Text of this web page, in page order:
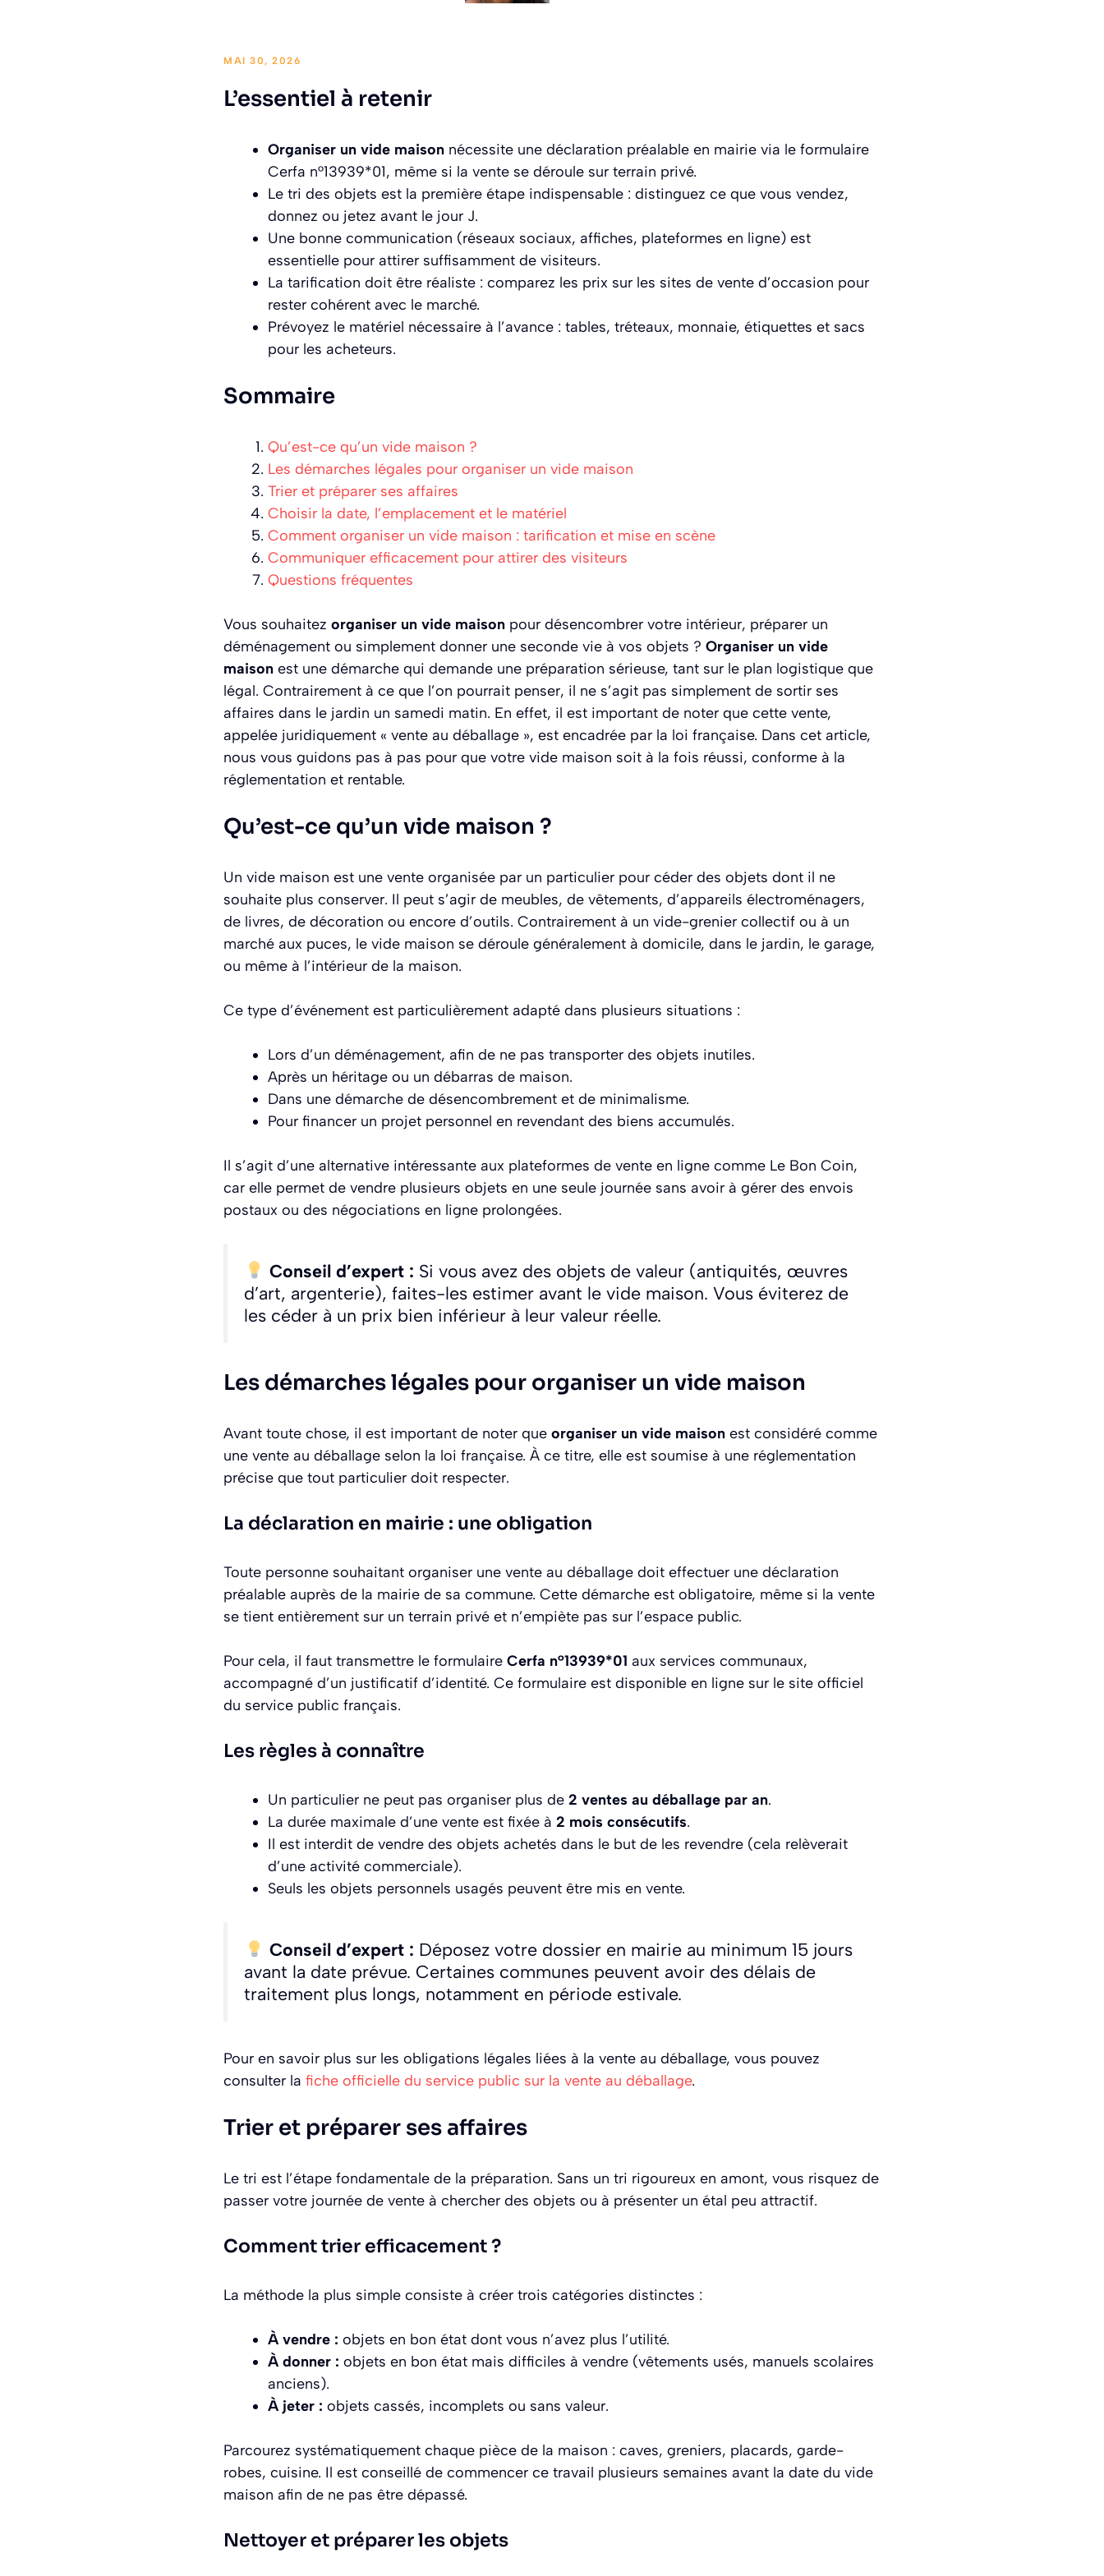
MAI 30, 2026
L’essentiel à retenir
Organiser un vide maison nécessite une déclaration préalable en mairie via le formulaire
Cerfa n°13939*01, même si la vente se déroule sur terrain privé.
Le tri des objets est la première étape indispensable : distinguez ce que vous vendez,
donnez ou jetez avant le jour J.
Une bonne communication (réseaux sociaux, affiches, plateformes en ligne) est
essentielle pour attirer suffisamment de visiteurs.
La tarification doit être réaliste : comparez les prix sur les sites de vente d’occasion pour
rester cohérent avec le marché.
Prévoyez le matériel nécessaire à l’avance : tables, tréteaux, monnaie, étiquettes et sacs
pour les acheteurs.
Sommaire
Qu’est-ce qu’un vide maison ?
Les démarches légales pour organiser un vide maison
Trier et préparer ses affaires
Choisir la date, l’emplacement et le matériel
Comment organiser un vide maison : tarification et mise en scène
Communiquer efficacement pour attirer des visiteurs
Questions fréquentes
Vous souhaitez organiser un vide maison pour désencombrer votre intérieur, préparer un
déménagement ou simplement donner une seconde vie à vos objets ? Organiser un vide
maison est une démarche qui demande une préparation sérieuse, tant sur le plan logistique que
légal. Contrairement à ce que l’on pourrait penser, il ne s’agit pas simplement de sortir ses
affaires dans le jardin un samedi matin. En effet, il est important de noter que cette vente,
appelée juridiquement « vente au déballage », est encadrée par la loi française. Dans cet article,
nous vous guidons pas à pas pour que votre vide maison soit à la fois réussi, conforme à la
réglementation et rentable.
Qu’est-ce qu’un vide maison ?
Un vide maison est une vente organisée par un particulier pour céder des objets dont il ne
souhaite plus conserver. Il peut s’agir de meubles, de vêtements, d’appareils électroménagers,
de livres, de décoration ou encore d’outils. Contrairement à un vide-grenier collectif ou à un
marché aux puces, le vide maison se déroule généralement à domicile, dans le jardin, le garage,
ou même à l’intérieur de la maison.
Ce type d’événement est particulièrement adapté dans plusieurs situations :
Lors d’un déménagement, afin de ne pas transporter des objets inutiles.
Après un héritage ou un débarras de maison.
Dans une démarche de désencombrement et de minimalisme.
Pour financer un projet personnel en revendant des biens accumulés.
Il s’agit d’une alternative intéressante aux plateformes de vente en ligne comme Le Bon Coin,
car elle permet de vendre plusieurs objets en une seule journée sans avoir à gérer des envois
postaux ou des négociations en ligne prolongées.
Conseil d’expert : Si vous avez des objets de valeur (antiquités, œuvres
d’art, argenterie), faites-les estimer avant le vide maison. Vous éviterez de
les céder à un prix bien inférieur à leur valeur réelle.
Les démarches légales pour organiser un vide maison
Avant toute chose, il est important de noter que organiser un vide maison est considéré comme
une vente au déballage selon la loi française. À ce titre, elle est soumise à une réglementation
précise que tout particulier doit respecter.
La déclaration en mairie : une obligation
Toute personne souhaitant organiser une vente au déballage doit effectuer une déclaration
préalable auprès de la mairie de sa commune. Cette démarche est obligatoire, même si la vente
se tient entièrement sur un terrain privé et n’empiète pas sur l’espace public.
Pour cela, il faut transmettre le formulaire Cerfa n°13939*01 aux services communaux,
accompagné d’un justificatif d’identité. Ce formulaire est disponible en ligne sur le site officiel
du service public français.
Les règles à connaître
Un particulier ne peut pas organiser plus de 2 ventes au déballage par an.
La durée maximale d’une vente est fixée à 2 mois consécutifs.
Il est interdit de vendre des objets achetés dans le but de les revendre (cela relèverait
d’une activité commerciale).
Seuls les objets personnels usagés peuvent être mis en vente.
Conseil d’expert : Déposez votre dossier en mairie au minimum 15 jours
avant la date prévue. Certaines communes peuvent avoir des délais de
traitement plus longs, notamment en période estivale.
Pour en savoir plus sur les obligations légales liées à la vente au déballage, vous pouvez
consulter la fiche officielle du service public sur la vente au déballage.
Trier et préparer ses affaires
Le tri est l’étape fondamentale de la préparation. Sans un tri rigoureux en amont, vous risquez de
passer votre journée de vente à chercher des objets ou à présenter un étal peu attractif.
Comment trier efficacement ?
La méthode la plus simple consiste à créer trois catégories distinctes :
À vendre : objets en bon état dont vous n’avez plus l’utilité.
À donner : objets en bon état mais difficiles à vendre (vêtements usés, manuels scolaires
anciens).
À jeter : objets cassés, incomplets ou sans valeur.
Parcourez systématiquement chaque pièce de la maison : caves, greniers, placards, garde-
robes, cuisine. Il est conseillé de commencer ce travail plusieurs semaines avant la date du vide
maison afin de ne pas être dépassé.
Nettoyer et préparer les objets